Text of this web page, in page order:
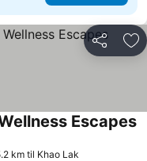
Del
Escapes
km til Khao Lak